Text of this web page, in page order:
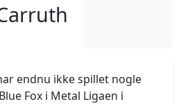
endnu ikke spillet nogle
Fox i Metal Ligaen i